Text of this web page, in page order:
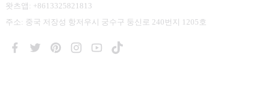
왓츠앱: +8613325821813
주소: 중국 저장성 항저우시 궁수구 둥신로 240번지 1205호